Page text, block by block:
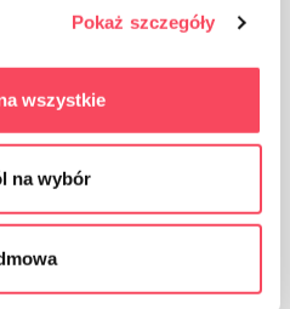
Pokaż szczegóły
wszystkie
na wybór
недостъпно за деца